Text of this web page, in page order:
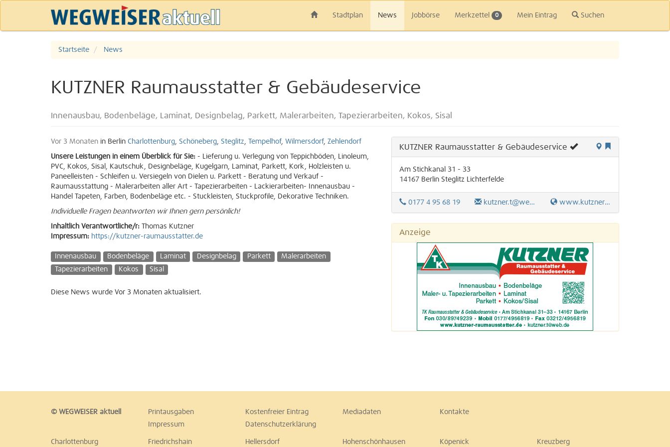
Stadtplan News Jobbörse Merkzettel 0 Mein Eintrag Suchen
Startseite News
KUTZNER Raumausstatter & Gebäudeservice
Innenausbau, Bodenbeläge, Laminat, Designbelag, Parkett, Malerarbeiten, Tapezierarbeiten, Kokos, Sisal
Vor 3 Monaten in Berlin Charlottenburg, Schöneberg, Steglitz, Tempelhof, Wilmersdorf, Zehlendorf
Unsere Leistungen in einem Überblick für Sie: - Lieferung u. Verlegung von Teppichböden, Linoleum,
PVC, Kokos, Sisal, Kautschuk, Designbeläge, Kugelgarn, Laminat, Parkett, Kork, Holzleisten u.
Paneelleisten - Schleifen u. Versiegeln von Dielen u. Parkett - Beratung und Verkauf -
Raumausstattung - Malerarbeiten aller Art - Tapezierarbeiten - Lackierarbeiten- Innenausbau -
Handel Tapeten, Farben, Bodenbeläge etc. - Stuckleisten, Stuckprofile, Dekorative Techniken.
Individuelle Fragen beantworten wir Ihnen gern persönlich!
Inhaltlich Verantwortliche/r:
Thomas Kutzner
Impressum: https://kutzner-raumausstatter.de
Innenausbau Bodenbeläge Laminat Designbelag Parkett
Malerarbeiten
Tapezierarbeiten
Kokos Sisal
Diese News wurde Vor 3 Monaten aktualisiert.
KUTZNER Raumausstatter & Gebäudeservice
Am Stichkanal 31 - 33
14167 Berlin SteglitzLichterfelde
0177 4 95 68 19 kutzner.t@web.de www.kutzner-raumausstatter.de
Anzeige
© WEGWEISER aktuell Printausgaben Kostenfreier Eintrag Mediadaten
Kontakte
Impressum
Datenschutzerklärung
Charlottenburg Friedrichshain Hellersdorf Hohenschönhausen Köpenick Kreuzberg